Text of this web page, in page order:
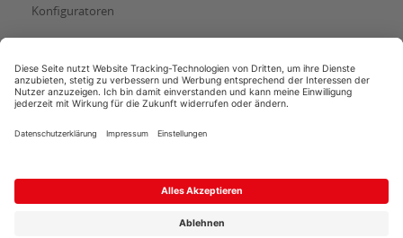
Konfiguratoren